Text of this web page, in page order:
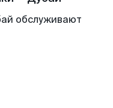
обслуживают